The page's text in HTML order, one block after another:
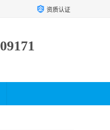
资质认证